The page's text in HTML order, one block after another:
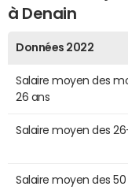
à Denain
Données 2022
Salaire moyen des
26 ans
Salaire moyen des
Salaire moyen des